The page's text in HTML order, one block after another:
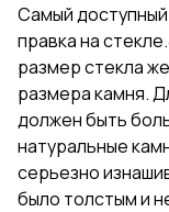
Самый
правка на
размер стекла
размера камня.
должен быть
натуральные
серьезно
было толстым и